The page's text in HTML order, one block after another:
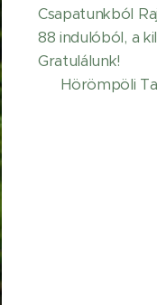
Csapatunkból
88 indulóból, a
Gratulálunk!
📸 Hörömpöli